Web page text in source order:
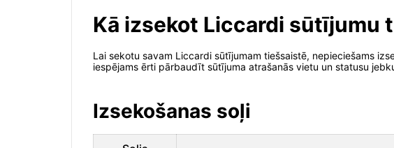
Kā izsekot Liccardi sūtījumu
Lai sekotu savam Liccardi sūtījumam tiešsaistē, nepieciešams
iespējams ērti pārbaudīt sūtījuma atrašanās vietu un statusu
Izsekošanas soļi